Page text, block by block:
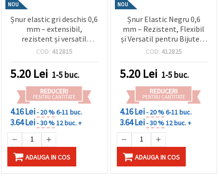
NOU
Șnur elastic gri deschis 0,6
mm – extensibil,
rezistent și versatil
pentru bijuterii, craft și
COD: 412815
5.20 Lei 1-5 buc.
REDUCERI
PENTRU CANTITATE
4.16 Lei- 20 %6-11 buc.
3.64 Lei- 30 %12 buc. +
ADAUGA IN COS
NOU
Șnur Elastic Negru 0,6
mm – Rezistent, Flexibil
și Versatil pentru Bijuterii
& Handmade, Rolă ~10 m
COD: 412825
5.20 Lei 1-5 buc.
REDUCERI
PENTRU CANTITATE
4.16 Lei- 20 %6-11 buc.
3.64 Lei- 30 %12 buc. +
ADAUGA IN COS